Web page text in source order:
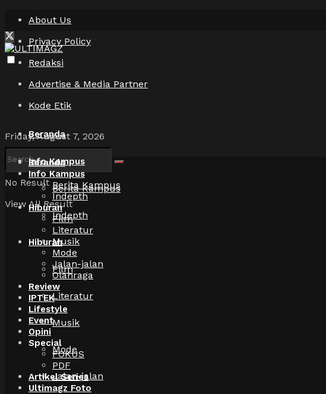
About Us
Privacy Policy
Redaksi
Advertise & Media Partner
Kode Etik
Friday, August 7, 2026
No Result
View All Result
Beranda
Info Kampus
Berita Kampus
Indepth
Hiburan
Film
Literatur
Musik
Mode
Jalan-jalan
Beranda
Info Kampus
Berita Kampus
Indepth
Hiburan
Film
Literatur
Musik
Mode
Jalan-jalan
Olahraga
Review
IPTEK
Lifestyle
Event
Opini
Special
FOKUS
PDF
Artikel Series
Ultimagz Foto